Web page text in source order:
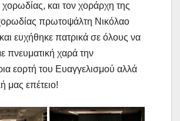
και τον χοράρχη της
πρωτοψάλτη Νικόλαο
ευχήθηκε πατρικά σε όλους να
πνευματική χαρά την
εορτή του Ευαγγελισμού αλλά
μας επέτειο!